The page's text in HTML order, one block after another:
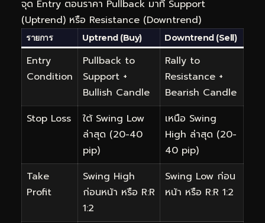
จุด Entry ตอนราคา Pullback มาที่ Support
(Uptrend) หรือ Resistance (Downtrend)
รายการ Uptrend (Buy) Downtrend (Sell)
Entry
Condition
Pullback to
Support +
Bullish Candle
Rally to
Resistance +
Bearish Candle
Stop Loss
ใต้ Swing Low
ล่าสุด (20-40
pip)
เหนือ Swing
High ล่าสุด (20-
40 pip)
Take
Profit
Swing High
ก่อนหน้า หรือ R:R
1:2
Swing Low ก่อน
หน้า หรือ R:R 1:2